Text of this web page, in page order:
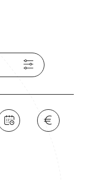
harengs, viande